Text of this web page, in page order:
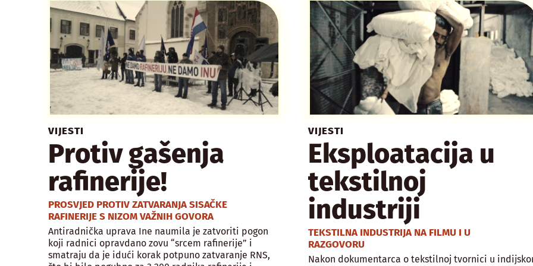
VIJESTI
Protiv gašenja
rafinerije!
PROSVJED PROTIV ZATVARANJA SISAČKE
RAFINERIJE S NIZOM VAŽNIH GOVORA
Antiradnička uprava Ine naumila je zatvoriti pogon
koji radnici opravdano zovu “srcem rafinerije” i
smatraju da je idući korak potpuno zatvaranje RNS,
VIJESTI
Eksploatacija u
tekstilnoj
industriji
TEKSTILNA INDUSTRIJA NA FILMU I U
RAZGOVORU
Nakon dokumentarca o tekstilnoj tvornici u